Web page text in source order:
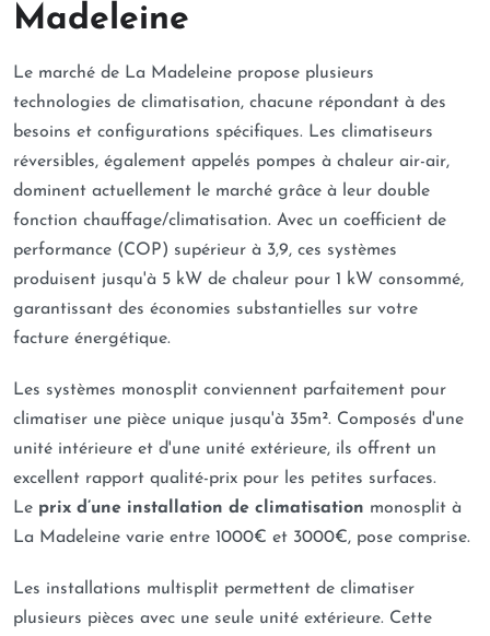
Madeleine
Le marché de La Madeleine propose plusieurs
technologies de climatisation, chacune répondant à des
besoins et configurations spécifiques. Les climatiseurs
réversibles, également appelés pompes à chaleur air-air,
dominent actuellement le marché grâce à leur double
fonction chauffage/climatisation. Avec un coefficient de
performance (COP) supérieur à 3,9, ces systèmes
produisent jusqu'à 5 kW de chaleur pour 1 kW consommé,
garantissant des économies substantielles sur votre
facture énergétique.
Les systèmes monosplit conviennent parfaitement pour
climatiser une pièce unique jusqu'à 35m². Composés d'une
unité intérieure et d'une unité extérieure, ils offrent un
excellent rapport qualité-prix pour les petites surfaces.
Le prix d’une installation de climatisation monosplit à
La Madeleine varie entre 1000€ et 3000€, pose comprise.
Les installations multisplit permettent de climatiser
plusieurs pièces avec une seule unité extérieure. Cette